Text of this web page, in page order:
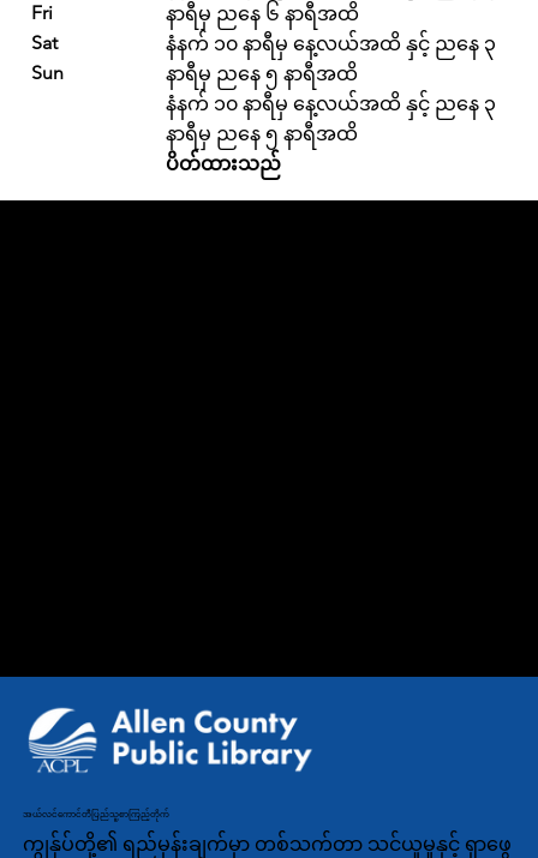
Fri
Sat
Sun
နာရီမှ ညနေ ၆ နာရီအထိ
နံနက် ၁၀ နာရီမှ နေ့လယ်အထိ နှင့် ညနေ ၃
နာရီမှ ညနေ ၅ နာရီအထိ
နံနက် ၁၀ နာရီမှ နေ့လယ်အထိ နှင့် ညနေ ၃
နာရီမှ ညနေ ၅ နာရီအထိ
ပိတ်ထားသည်
အယ်လင်ကောင်တီပြည်သူ့စာကြည့်တိုက်
ကျွန်ုပ်တို့၏ ရည်မှန်းချက်မှာ တစ်သက်တာ သင်ယူမှုနှင့် ရှာဖွေ